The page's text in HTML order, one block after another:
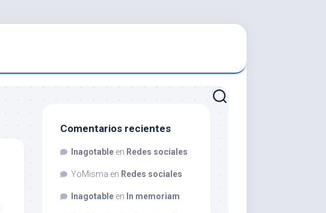
Comentarios recientes
Inagotable en Redes sociales
YoMisma en Redes sociales
Inagotable en In memoriam